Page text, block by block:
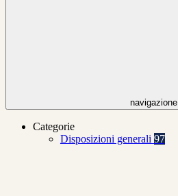
navigazione
Categorie
Disposizioni generali 97